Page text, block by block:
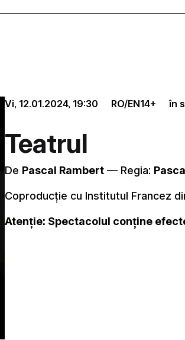
Vi, 12.01.2024, 19:30 RO/EN14+ în
Teatrul
De Pascal Rambert –– Regia:
Coproducție cu Institutul Francez
Atenție: Spectacolul conține